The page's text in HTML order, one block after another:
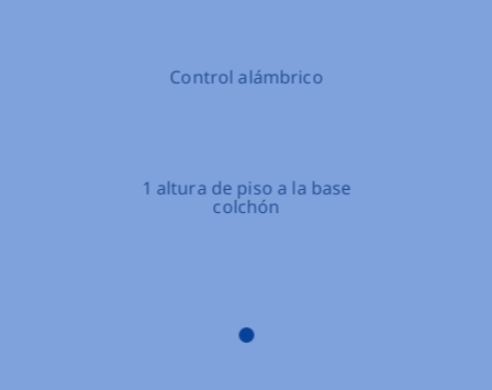
Control alámbrico
1 altura de piso a la base
colchón